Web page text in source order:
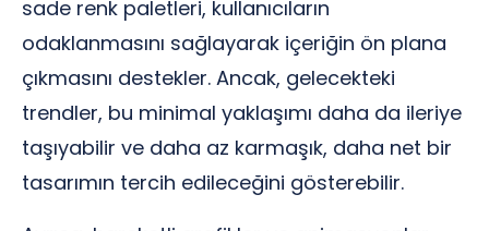
sade renk paletleri, kullanıcıların
odaklanmasını sağlayarak içeriğin ön plana
çıkmasını destekler. Ancak, gelecekteki
trendler, bu minimal yaklaşımı daha da ileriye
taşıyabilir ve daha az karmaşık, daha net bir
tasarımın tercih edileceğini gösterebilir.